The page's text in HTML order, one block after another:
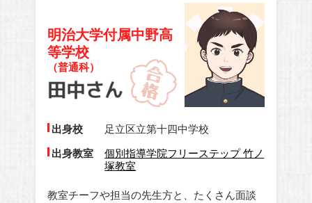
明治大学付属中野高
等学校
（普通科）
出身校 足立区立第十四中学校
出身教室
個別指導学院フリーステップ 竹ノ
塚教室
教室チーフや担当の先生方と、たくさん面談